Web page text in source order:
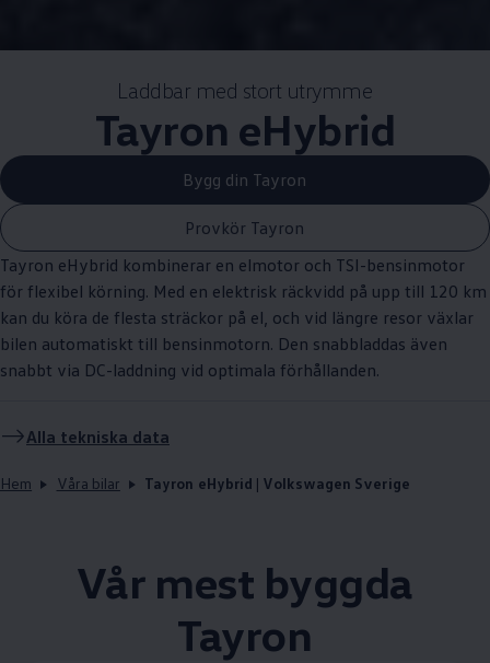
Laddbar med stort utrymme
Tayron eHybrid
Bygg din Tayron
Provkör Tayron
Tayron eHybrid kombinerar en elmotor och TSI-bensinmotor
för flexibel körning. Med en elektrisk räckvidd på upp till 120 km
kan du köra de flesta sträckor på el, och vid längre resor växlar
bilen automatiskt till bensinmotorn. Den snabbladdas även
snabbt via DC-laddning vid optimala förhållanden.
Alla tekniska data
Hem Våra bilar Tayron eHybrid | Volkswagen Sverige
Vår mest byggda
Tayron